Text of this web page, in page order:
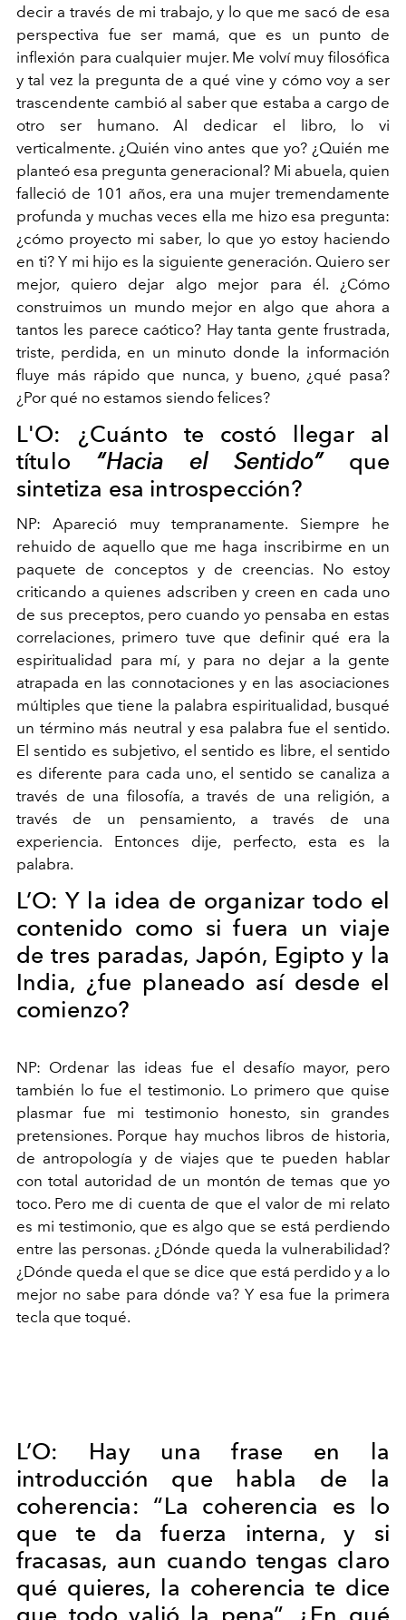
decir a través de mi trabajo, y lo que me sacó de esa
perspectiva fue ser mamá, que es un punto de
inflexión para cualquier mujer. Me volví muy filosófica
y tal vez la pregunta de a qué vine y cómo voy a ser
trascendente cambió al saber que estaba a cargo de
otro ser humano. Al dedicar el libro, lo vi
verticalmente. ¿Quién vino antes que yo? ¿Quién me
planteó esa pregunta generacional? Mi abuela, quien
falleció de 101 años, era una mujer tremendamente
profunda y muchas veces ella me hizo esa pregunta:
¿cómo proyecto mi saber, lo que yo estoy haciendo
en ti? Y mi hijo es la siguiente generación. Quiero ser
mejor, quiero dejar algo mejor para él. ¿Cómo
construimos un mundo mejor en algo que ahora a
tantos les parece caótico? Hay tanta gente frustrada,
triste, perdida, en un minuto donde la información
fluye más rápido que nunca, y bueno, ¿qué pasa?
¿Por qué no estamos siendo felices?
L'O: ¿Cuánto te costó llegar al
título “Hacia el Sentido”que
sintetiza esa introspección?
NP:Apareció muy tempranamente. Siempre he
rehuido de aquello que me haga inscribirme en un
paquete de conceptos y de creencias. No estoy
criticando a quienes adscriben y creen en cada uno
de sus preceptos, pero cuando yo pensaba en estas
correlaciones, primero tuve que definir qué era la
espiritualidad para mí, y para no dejar a la gente
atrapada en las connotaciones y en las asociaciones
múltiples que tiene la palabra espiritualidad, busqué
un término más neutral y esa palabra fue el sentido.
El sentido es subjetivo, el sentido es libre, el sentido
es diferente para cada uno, el sentido se canaliza a
través de una filosofía, a través de una religión, a
través de un pensamiento, a través de una
experiencia. Entonces dije, perfecto, esta es la
palabra.
L’O:Y la idea de organizar todo el
contenido como si fuera un viaje
de tres paradas, Japón, Egipto y la
India, ¿fue planeado así desde el
comienzo?
NP: Ordenar las ideas fue el desafío mayor, pero
también lo fue el testimonio. Lo primero que quise
plasmar fue mi testimonio honesto, sin grandes
pretensiones. Porque hay muchos libros de historia,
de antropología y de viajes que te pueden hablar
con total autoridad de un montón de temas que yo
toco. Pero me di cuenta de que el valor de mi relato
es mi testimonio, que es algo que se está perdiendo
entre las personas. ¿Dónde queda la vulnerabilidad?
¿Dónde queda el que se dice que está perdido y a lo
mejor no sabe para dónde va? Y esa fue la primera
tecla que toqué.
L’O: Hay una frase en la
introducción que habla de la
coherencia: “La coherencia es lo
que te da fuerza interna, y si
fracasas, aun cuando tengas claro
qué quieres, la coherencia te dice
que todo valió la pena”. ¿En qué